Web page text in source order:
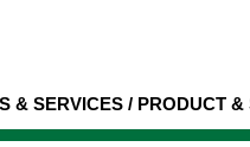
& SERVICES / PRODUCT